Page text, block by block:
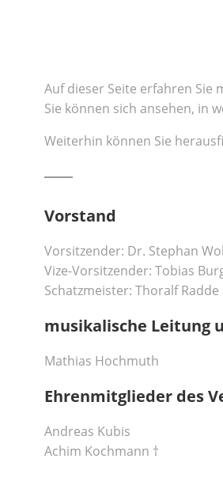
Auf dieser Seite erfahren Sie
Sie können sich ansehen, in
Weiterhin können Sie
Vorstand
Vorsitzender: Dr. Stephan
Vize-Vorsitzender: Tobias
Schatzmeister: Thoralf Radde
musikalische Leitung
Mathias Hochmuth
Ehrenmitglieder des
Andreas Kubis
Achim Kochmann †